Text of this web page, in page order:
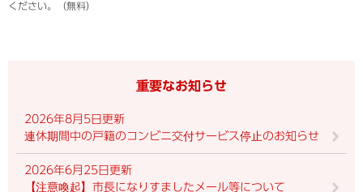
ください。（無料）
重要なお知らせ
2026年8月5日更新
連休期間中の戸籍のコンビニ交付サービス停止のお知らせ
2026年6月25日更新
【注意喚起】市長になりすましたメール等について